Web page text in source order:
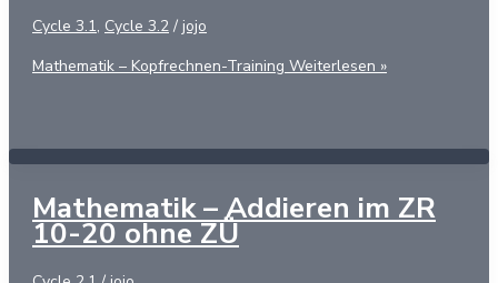
Cycle 3.1, Cycle 3.2 / jojo
Mathematik – Kopfrechnen-Training Weiterlesen »
Mathematik – Addieren im ZR
10-20 ohne ZÜ